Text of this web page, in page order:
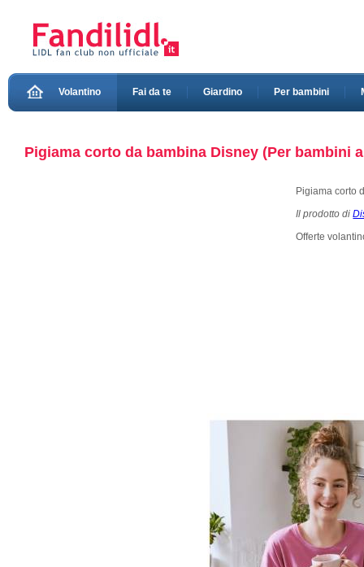
Volantino Fai da te Giardino Per bambini
Pigiama corto da bambina Disney (Per bambini
Pigiama corto
Il prodotto di
Offerte